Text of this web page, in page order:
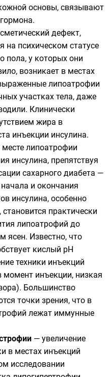
основы, связывают
дефект,
психическом статусе
пола, у которых они
возникает в местах
липоатрофии
участках тела, даже
Клинически
жира в
инъекции инсулина.
липоатрофии
инсулина, препятствуя
сахарного диабета —
и окончания
инсулина, особенно
практически
липоатрофий до
ясен. Известно, что
кислый pH
техники инъекций
момент инъекции, низкая
Большинство
точки зрения, что в
лежат иммунные
— увеличение
в местах инъекций
исследовании